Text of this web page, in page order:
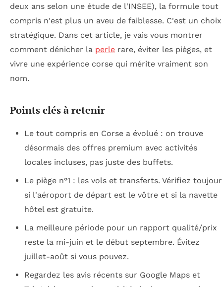
deux ans selon une étude de l'INSEE), la formule tout
compris n'est plus un aveu de faiblesse. C'est un choix
stratégique. Dans cet article, je vais vous montrer
comment dénicher la perle rare, éviter les pièges, et
vivre une expérience corse qui mérite vraiment son
nom.
Points clés à retenir
Le tout compris en Corse a évolué : on trouve
désormais des offres premium avec activités
locales incluses, pas juste des buffets.
Le piège n°1 : les vols et transferts. Vérifiez
si l'aéroport de départ est le vôtre et si la navette
hôtel est gratuite.
La meilleure période pour un rapport qualité/prix
reste la mi-juin et le début septembre. Évitez
juillet-août si vous pouvez.
Regardez les avis récents sur Google Maps et